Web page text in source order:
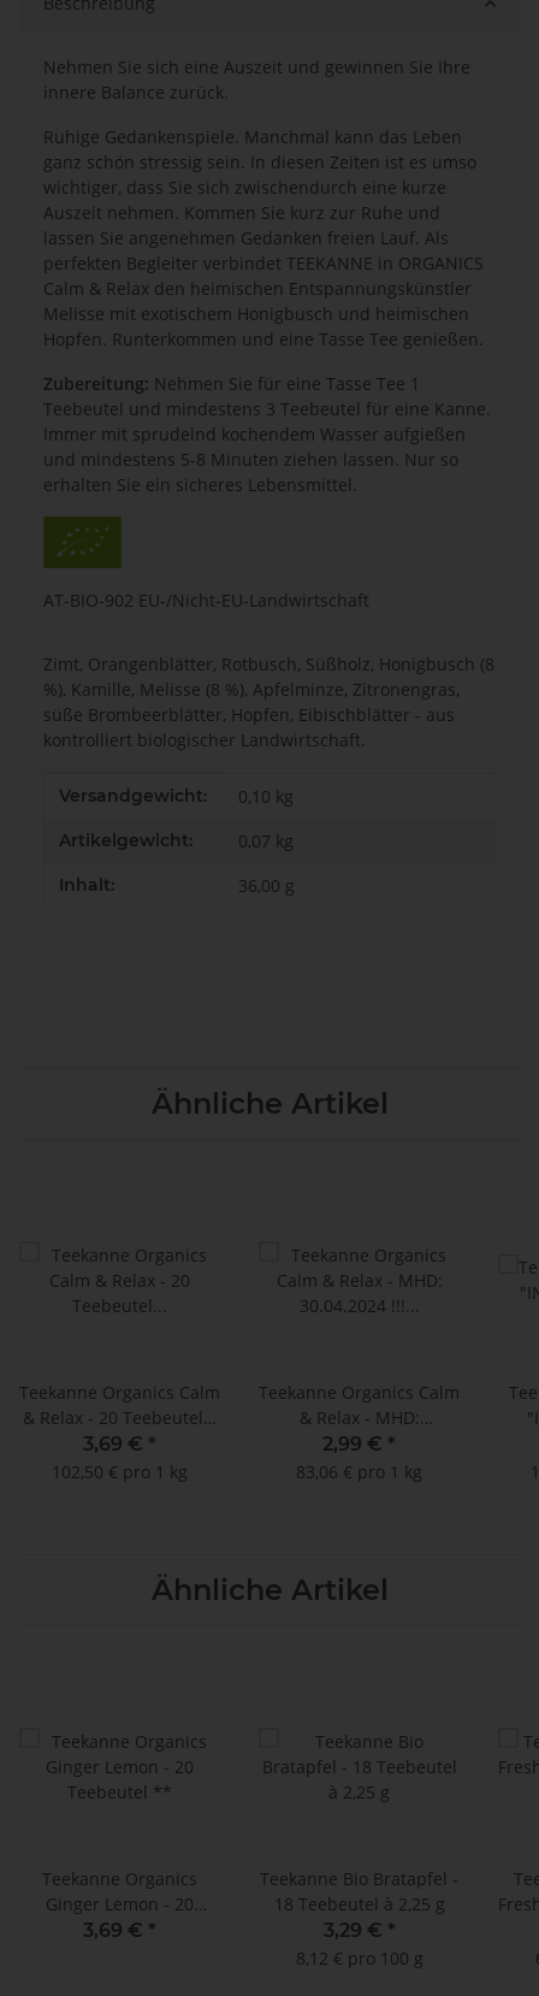
Nehmen Sie sich eine Auszeit und gewinnen Sie Ihre
innere Balance zurück.
Ruhige Gedankenspiele. Manchmal kann das Leben
ganz schön stressig sein. In diesen Zeiten ist es umso
wichtiger, dass Sie sich zwischendurch eine kurze
Auszeit nehmen. Kommen Sie kurz zur Ruhe und
lassen Sie angenehmen Gedanken freien Lauf. Als
perfekten Begleiter verbindet TEEKANNE in ORGANICS
Calm & Relax den heimischen Entspannungskünstler
Melisse mit exotischem Honigbusch und heimischen
Hopfen. Runterkommen und eine Tasse Tee genießen.
Zubereitung: Nehmen Sie für eine Tasse Tee 1
Teebeutel und mindestens 3 Teebeutel für eine Kanne.
Immer mit sprudelnd kochendem Wasser aufgießen
und mindestens 5-8 Minuten ziehen lassen. Nur so
erhalten Sie ein sicheres Lebensmittel.
AT-BIO-902 EU-/Nicht-EU-Landwirtschaft
Zimt, Orangenblätter, Rotbusch, Süßholz, Honigbusch (8
%), Kamille, Melisse (8 %), Apfelminze, Zitronengras,
süße Brombeerblätter, Hopfen, Eibischblätter - aus
kontrolliert biologischer Landwirtschaft.
Produkteigenschaft
Wert
Versandgewicht: 0,10 kg
Artikelgewicht: 0,07 kg
Inhalt: 36,00 g
Ähnliche Artikel
Teekanne Organics Calm
& Relax - 20 Teebeutel à
1,8 g
3,69 € *
102,50 € pro 1 kg
Teekanne Organics Calm
& Relax - MHD:
30.04.2024 !!! (20
Teebeutel à 1,8 g)
2,99 € *
83,06 € pro 1 kg
-
Ähnliche Artikel
Teekanne Organics
Ginger Lemon - 20
Teebeutel **
3,69 € *
Teekanne Bio Bratapfel -
18 Teebeutel à 2,25 g
3,29 € *
8,12 € pro 100 g